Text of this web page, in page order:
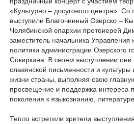
«Культурно – досугового центра».
выступили Благочинный Озерско –
Челябинской епархии протоиерей
заместитель начальника
политики администрации Озерского
Сокиркина. В своем выступлении они
славянской письменности и
жизни страны, выполняя свою
просвещение и поддержка интереса
поколения к языкознанию,
Тепло встретили зрители